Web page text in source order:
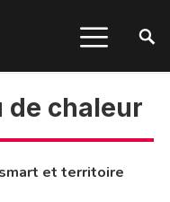
de chaleur
et territoire